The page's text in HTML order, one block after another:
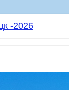
-2026